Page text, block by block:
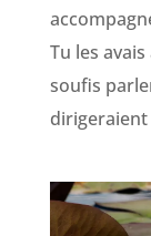
Tu les
soufis
dirigeraient